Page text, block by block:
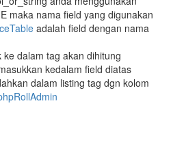
maka nama field yang digunakan
adalah field dengan nama
dalam tag akan dihitung
kedalam field diatas
dalam listing tag dgn kolom